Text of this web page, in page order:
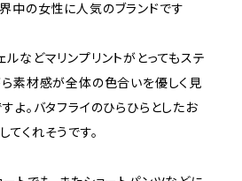
中の女性に人気のブランドです
などマリンプリントがとってもステ
ら素材感が全体の色合いを優しく見
よ。バタフライのひらひらとしたお
くれそうです。